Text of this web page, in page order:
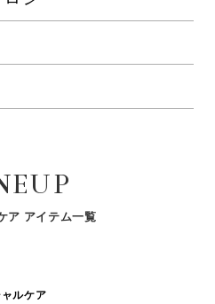
・口もとのメイクをしっかり
とのうるおいを保ちます。
ト成分）、スクワラン（エモリエント成
で、肌のうるおいを保ちま
てください。
リル、塩化Ｎａ、クエン酸Ｎ
エン酸、フェノキシエタノール
ア アイテム一覧
ルケア